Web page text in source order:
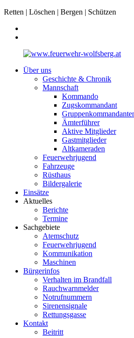
Retten | Löschen | Bergen | Schützen
Über uns
Geschichte & Chronik
Mannschaft
Kommando
Zugskommandant
Ämterführer
Aktive Mitglieder
Gastmitglieder
Altkameraden
Feuerwehrjugend
Fahrzeuge
Rüsthaus
Bildergalerie
Einsätze
Aktuelles
Berichte
Termine
Sachgebiete
Atemschutz
Feuerwehrjugend
Kommunikation
Maschinen
Bürgerinfos
Verhalten im Brandfall
Rauchwarnmelder
Notrufnummern
Sirenensignale
Rettungsgasse
Kontakt
Beitritt